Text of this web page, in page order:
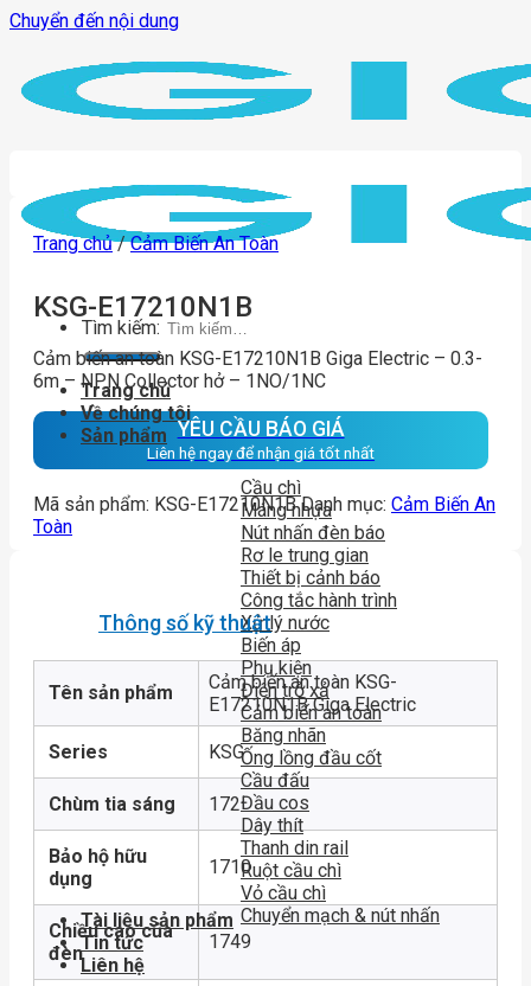
Chuyển đến nội dung
Tìm kiếm:
Trang chủ
Về chúng tôi
Sản phẩm
Cầu chì
Máng nhựa
Nút nhấn đèn báo
Rơ le trung gian
Thiết bị cảnh báo
Công tắc hành trình
Xử lý nước
Biến áp
Phụ kiện
Điện trở xả
Cảm biến an toàn
Băng nhãn
Ống lồng đầu cốt
Cầu đấu
Đầu cos
Dây thít
Thanh din rail
Ruột cầu chì
Vỏ cầu chì
Chuyển mạch & nút nhấn
Tài liệu sản phẩm
Tin tức
Liên hệ
Trang chủ / Cảm Biến An Toàn
KSG-E17210N1B
Cảm biến an toàn KSG-E17210N1B Giga Electric – 0.3-
6m – NPN Collector hở – 1NO/1NC
YÊU CẦU BÁO GIÁ
Liên hệ ngay để nhận giá tốt nhất
Mã sản phẩm: KSG-E17210N1B Danh mục: Cảm Biến An
Toàn
Thông số kỹ thuật
Tên sản phẩm
Cảm biến an toàn KSG-
E17210N1B Giga Electric
Series KSG
Chùm tia sáng 172
Bảo hộ hữu
dụng
1710
Chiều cao của
đèn
1749